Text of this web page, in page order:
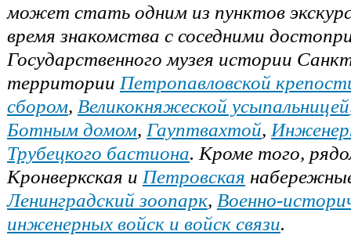
может стать одним из пунктов
время знакомства с соседними
Государственного музея истории
территории Петропавловской
сбором, Великокняжеской усыпальницей
Ботным домом, Гауптвахтой,
Трубецкого бастиона. Кроме того,
Кронверкская и Петровская
Ленинградский зоопарк, Военно-
инженерных войск и войск связи.